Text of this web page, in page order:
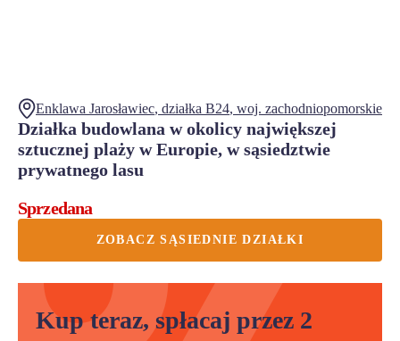
Enklawa Jarosławiec, działka B24, woj. zachodniopomorskie
Działka budowlana w okolicy największej
sztucznej plaży w Europie, w sąsiedztwie
prywatnego lasu
Sprzedana
ZOBACZ SĄSIEDNIE DZIAŁKI
Kup teraz, spłacaj przez 2